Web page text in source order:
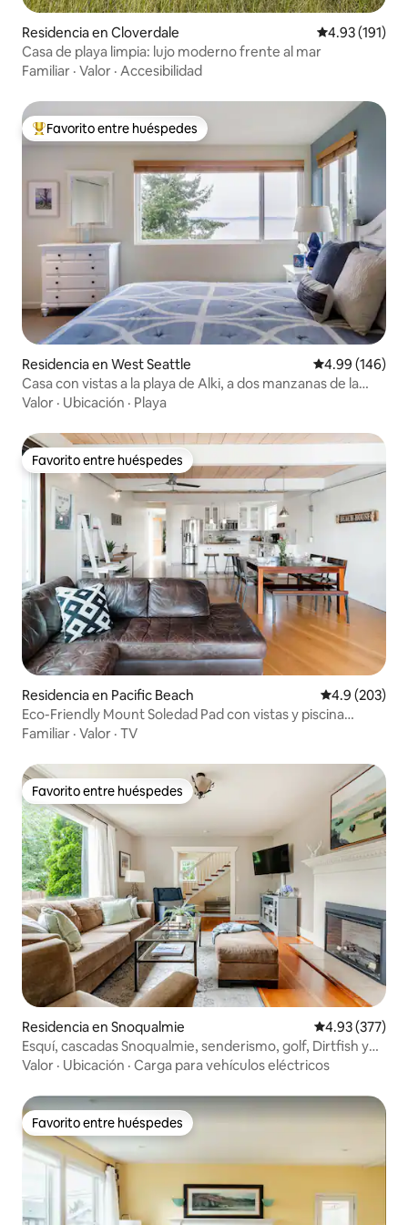
Residencia en Cloverdale Calificación
4.93 (191)
Casa de playa limpia: lujo moderno frente al mar
Familiar · Valor · Accesibilidad
De los mejores en Favorito entre huéspedes
Favorito entre huéspedes
Residencia en West Seattle Calificación
4.99 (146)
Casa con vistas a la playa de Alki, a dos manzanas de la
playa
Valor · Ubicación · Playa
Favorito entre huéspedes
Favorito entre huéspedes
Residencia en Pacific Beach Calificación
4.9 (203)
Eco-Friendly Mount Soledad Pad con vistas y piscina
climatizada
Familiar · Valor · TV
Favorito entre huéspedes
Favorito entre huéspedes
Residencia en Snoqualmie Calificación
4.93 (377)
Esquí, cascadas Snoqualmie, senderismo, golf, Dirtfish y
casino
Valor · Ubicación · Carga para vehículos eléctricos
Favorito entre huéspedes
Favorito entre huéspedes